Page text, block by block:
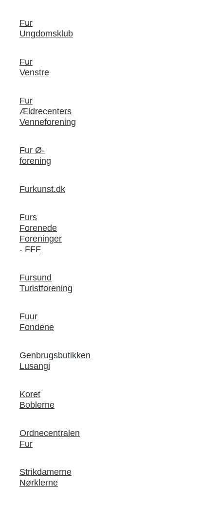
Fur
Ungdomsklub
Fur
Venstre
Fur
Ældrecenters
Venneforening
Fur Ø-
forening
Furkunst.dk
Furs
Forenede
Foreninger
- FFF
Fursund
Turistforening
Fuur
Fondene
Genbrugsbutikken
Lusangi
Koret
Boblerne
Ordnecentralen
Fur
Strikdamerne
Nørklerne